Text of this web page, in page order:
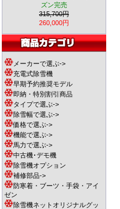
ズン完売
315,700円
260,000円
メーカーで選ぶ->
充電式除雪機
早期予約推奨モデル
即納・特別割引商品
タイプで選ぶ->
除雪幅で選ぶ->
価格で選ぶ->
機能で選ぶ->
馬力で選ぶ->
中古機･デモ機
除雪機オプション
補修部品->
防寒着・ブーツ・手袋・アイ
ゼン
除雪機ネットオリジナルグッ